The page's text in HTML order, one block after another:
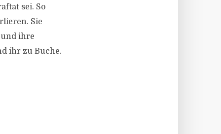
sei. So
Sie
und ihre
ihr zu Buche.